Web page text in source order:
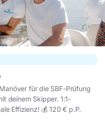
für die SBF-Prüfung
deinem Skipper. 1:1-
Effizienz! 💰 120 € p.P.